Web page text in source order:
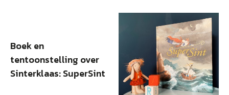
Boek en
tentoonstelling over
Sinterklaas: SuperSint